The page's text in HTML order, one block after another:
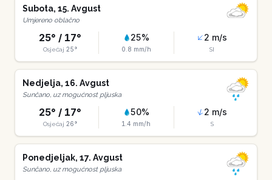
Subota, 15. Avgust
Umjereno oblačno
25° / 17°
Osjećaj 25°
25%
0.8 mm/h
2 m/s
SI
Nedjelja, 16. Avgust
Sunčano, uz mogućnost pljuska
25° / 17°
Osjećaj 26°
50%
1.4 mm/h
2 m/s
S
Ponedjeljak, 17. Avgust
Sunčano, uz mogućnost pljuska